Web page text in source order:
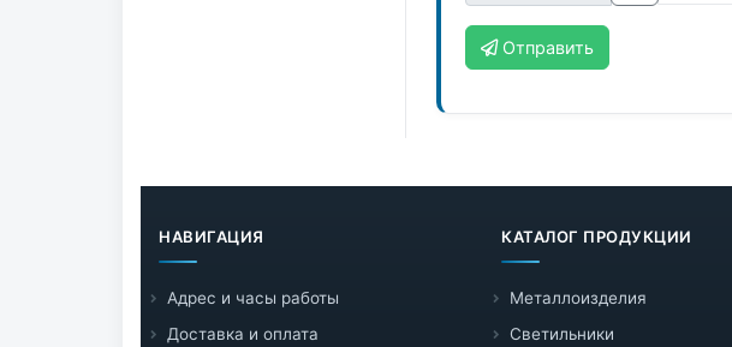
Отправить
НАВИГАЦИЯ КАТАЛОГ ПРОДУКЦИИ
Адрес и часы работы
Доставка и оплата
Металлоизделия
Светильники